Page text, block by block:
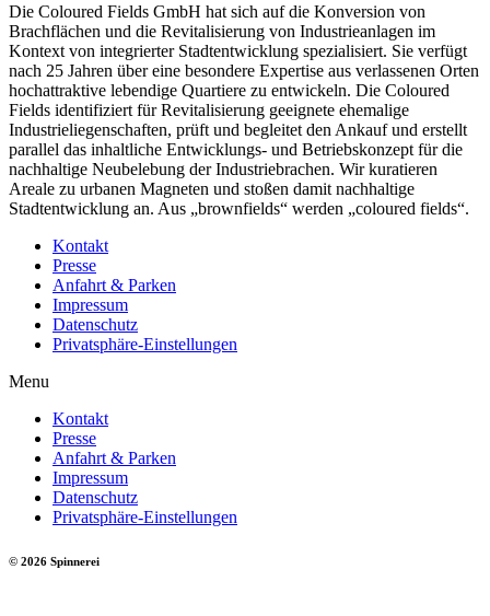
Die Coloured Fields GmbH hat sich auf die Konversion von
Brachflächen und die Revitalisierung von Industrieanlagen im
Kontext von integrierter Stadtentwicklung spezialisiert. Sie verfügt
nach 25 Jahren über eine besondere Expertise aus verlassenen Orten
hochattraktive lebendige Quartiere zu entwickeln. Die Coloured
Fields identifiziert für Revitalisierung geeignete ehemalige
Industrieliegenschaften, prüft und begleitet den Ankauf und erstellt
parallel das inhaltliche Entwicklungs- und Betriebskonzept für die
nachhaltige Neubelebung der Industriebrachen. Wir kuratieren
Areale zu urbanen Magneten und stoßen damit nachhaltige
Stadtentwicklung an. Aus „brownfields“ werden „coloured fields“.
Kontakt
Presse
Anfahrt & Parken
Impressum
Datenschutz
Privatsphäre-Einstellungen
Menu
Kontakt
Presse
Anfahrt & Parken
Impressum
Datenschutz
Privatsphäre-Einstellungen
© 2026 Spinnerei